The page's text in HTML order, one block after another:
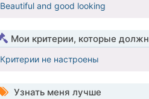
Beautiful and good looking
Мои критерии, которые
Критерии не настроены
Узнать меня лучше